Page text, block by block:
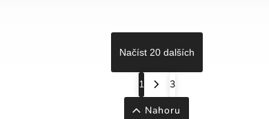
Načíst 20 dalších
1
3
Nahoru